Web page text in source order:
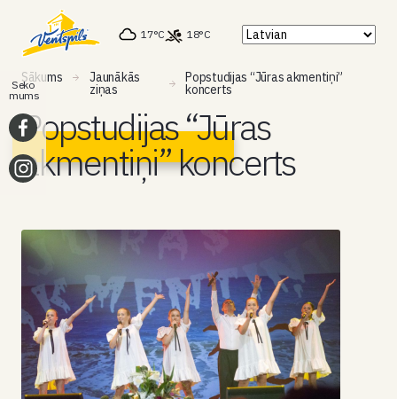
17°C 18°C
Sākums Jaunākās
ziņas
Popstudijas “Jūras akmentiņi”
koncerts
Popstudijas “Jūras
akmentiņi” koncerts
Seko
mums